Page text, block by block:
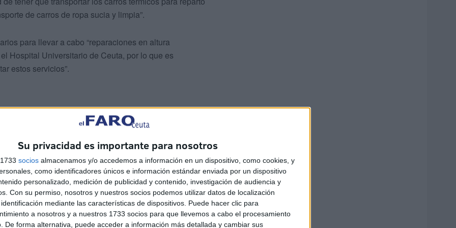
Su privacidad es importante para nosotros
socios almacenamos y/o accedemos a información en un dispositivo, como cookies, y
como identificadores únicos e información estándar enviada por un dispositivo
personalizado, medición de publicidad y contenido, investigación de audiencia y
Con su permiso, nosotros y nuestros socios podemos utilizar datos de localización
mediante las características de dispositivos. Puede hacer clic para
a nosotros y a nuestros 1733 socios para que llevemos a cabo el procesamiento
De forma alternativa, puede acceder a información más detallada y cambiar sus
de carros de ropa sucia y limpia”.
para llevar a cabo “reparaciones en altura
Hospital Universitario de Ceuta, por lo que es
estos servicios”.
arrendamiento “es sin conductor” y que “con este
necesarios para dar cobertura a la infraestructura